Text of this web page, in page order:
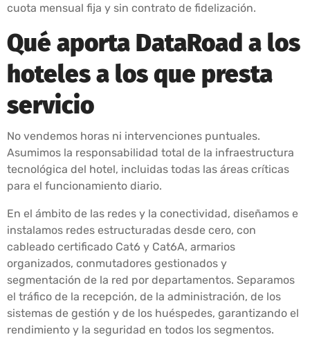
cuota mensual fija y sin contrato de fidelización.
Qué aporta DataRoad a los
hoteles a los que presta
servicio
No vendemos horas ni intervenciones puntuales.
Asumimos la responsabilidad total de la infraestructura
tecnológica del hotel, incluidas todas las áreas críticas
para el funcionamiento diario.
En el ámbito de las redes y la conectividad, diseñamos e
instalamos redes estructuradas desde cero, con
cableado certificado Cat6 y Cat6A, armarios
organizados, conmutadores gestionados y
segmentación de la red por departamentos. Separamos
el tráfico de la recepción, de la administración, de los
sistemas de gestión y de los huéspedes, garantizando el
rendimiento y la seguridad en todos los segmentos.